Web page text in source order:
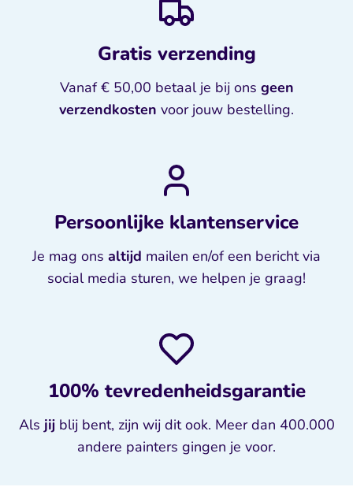
Gratis verzending
Vanaf € 50,00 betaal je bij ons geen
verzendkosten voor jouw bestelling.
Persoonlijke klantenservice
Je mag ons altijd mailen en/of een bericht via
social media sturen, we helpen je graag!
100% tevredenheidsgarantie
Als jij blij bent, zijn wij dit ook. Meer dan 400.000
andere painters gingen je voor.